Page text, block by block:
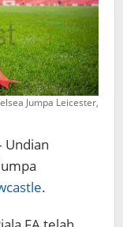
Jumpa Leicester,
Undian
.